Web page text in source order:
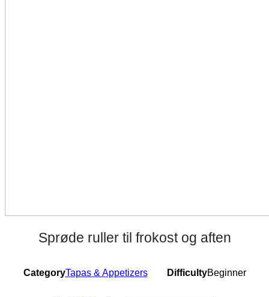
Sprøde ruller til frokost og aften
CategoryTapas & Appetizers DifficultyBeginner